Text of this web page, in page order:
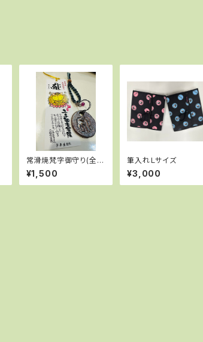
常滑焼梵字御守り(全忠
寺の御祈祷済み)
¥1,500
筆入れＬサイズ
¥3,000